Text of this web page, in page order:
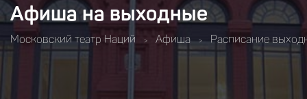
Афиша на выходные
Московский театр Наций > Афиша > Расписание